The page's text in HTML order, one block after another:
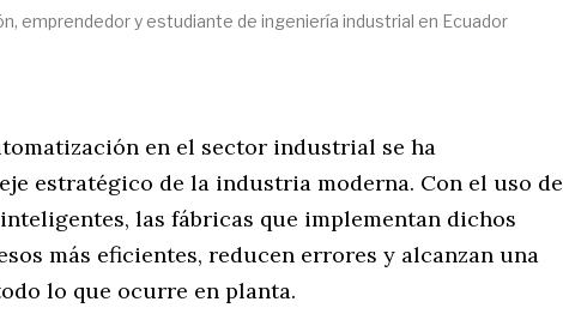
emprendedor y estudiante de ingeniería industrial en Ecuador
en el sector industrial se ha
estratégico de la industria moderna. Con el uso de
las fábricas que implementan dichos
más eficientes, reducen errores y alcanzan una
lo que ocurre en planta.